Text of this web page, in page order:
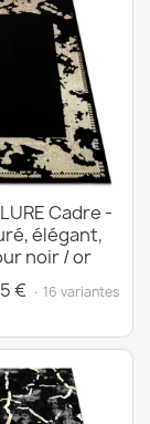
Cadre -
élégant,
noir / or
€ · 16 variantes